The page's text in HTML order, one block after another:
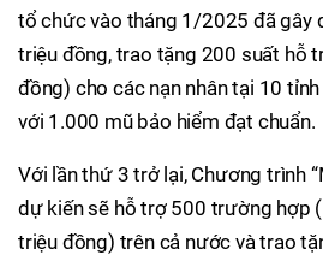
tổ chức vào tháng 1/2025 đã gây
triệu đồng, trao tặng 200 suất hỗ
đồng) cho các nạn nhân tại 10
với 1.000 mũ bảo hiểm đạt chuẩn.
Với lần thứ 3 trở lại, Chương trình
dự kiến sẽ hỗ trợ 500 trường hợp
triệu đồng) trên cả nước và trao